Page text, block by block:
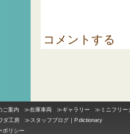
コメントする
ご案内 ≫在庫車両 ≫ギャラリー ≫ ミニフリー
ダ工房 ≫スタッフブログ｜P.dictionary
ポリシー